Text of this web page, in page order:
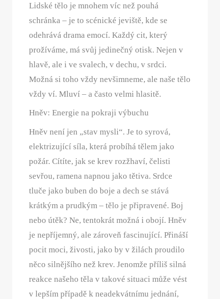
Lidské tělo je mnohem víc než pouhá
schránka – je to scénické jeviště, kde se
odehrává drama emocí. Každý cit, který
prožíváme, má svůj jedinečný otisk. Nejen v
hlavě, ale i ve svalech, v dechu, v srdci.
Možná si toho vždy nevšimneme, ale naše tělo
vždy ví. Mluví – a často velmi hlasitě.
Hněv: Energie na pokraji výbuchu
Hněv není jen „stav mysli“. Je to syrová,
elektrizující síla, která probíhá tělem jako
požár. Cítíte, jak se krev rozžhaví, čelisti
sevřou, ramena napnou jako tětiva. Srdce
tluče jako buben do boje a dech se stává
krátkým a prudkým – tělo je připravené. Boj
nebo útěk? Ne, tentokrát možná i obojí. Hněv
je nepříjemný, ale zároveň fascinující. Přináší
pocit moci, živosti, jako by v žilách proudilo
něco silnějšího než krev. Jenomže příliš silná
reakce našeho těla v takové situaci může vést
v lepším případě k neadekvátnímu jednání,